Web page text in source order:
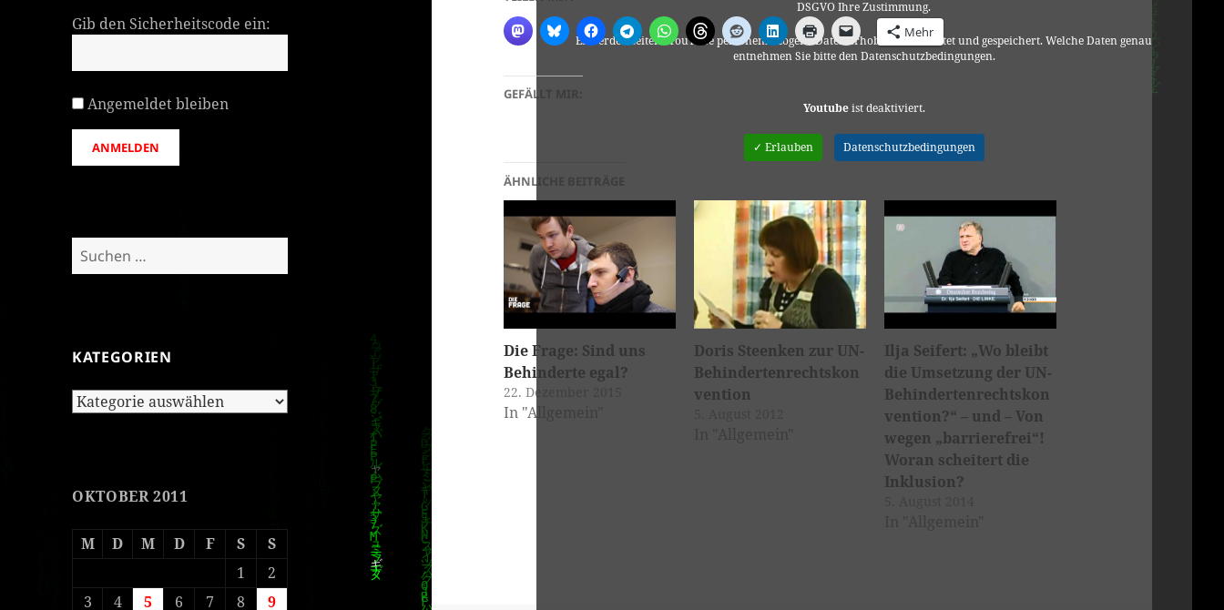
Gib den Sicherheitscode ein:
Angemeldet bleiben
ANMELDEN
Suchen
nach:
KATEGORIEN
Kategorien
OKTOBER 2011
M D M D F S
S
1
2
3
4 5 6 7 8
9
DSGVO Ihre Zustimmung.
Es werden seitens YouTube personenbezogene Daten erhoben, verarbeitet und gespeichert. Welche Daten genau
entnehmen Sie bitte den Datenschutzbedingungen.
Youtubeist deaktiviert.
✓ Erlauben Datenschutzbedingungen
Mehr
GEFÄLLT MIR:
ÄHNLICHE BEITRÄGE
Die Frage: Sind uns
Behinderte egal?
22. Dezember 2015
In "Allgemein"
Doris Steenken zur UN-
Behindertenrechtskon
vention
Ilja Seifert: „Wo bleibt
die Umsetzung der UN-
Behindertenrechtskon
vention?“ – und – Von
wegen „barrierefrei“!
Woran scheitert die
Inklusion?